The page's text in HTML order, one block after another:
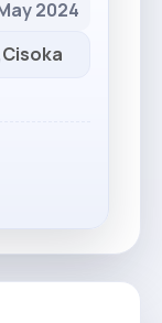
2024
Cisoka